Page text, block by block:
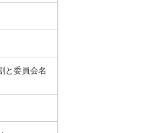
と委員会名